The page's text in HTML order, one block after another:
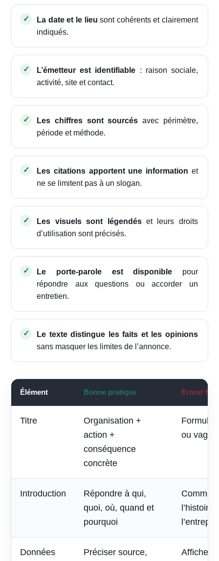
La date et le lieu sont cohérents et clairement
indiqués.
L’émetteur est identifiable : raison sociale,
activité, site et contact.
Les chiffres sont sourcés avec périmètre,
période et méthode.
Les citations apportent une information et
ne se limitent pas à un slogan.
Les visuels sont légendéset leurs droits
d’utilisation sont précisés.
Le porte-parole est disponible pour
répondre aux questions ou accorder un
entretien.
Le texte distingue les faits et les opinions
sans masquer les limites de l’annonce.
Élément Bonne pratique Erreur
Titre
Organisation +
action +
conséquence
concrète
Formule
ou vague
Introduction
Répondre à qui,
quoi, où, quand et
pourquoi
Données
Préciser source,
Afficher